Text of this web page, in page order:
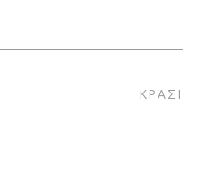
ΚΡΑΣΙ